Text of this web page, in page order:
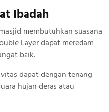
Ibadah
membutuhkan suasana
Layer dapat meredam
baik.
dapat dengan tenang
hujan deras atau